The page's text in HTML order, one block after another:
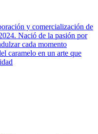
y comercialización de
Nació de la pasión por
cada momento
caramelo en un arte que